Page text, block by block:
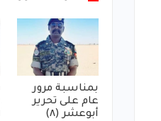
بمناسبة مرور
عام على تحرير
أبوعشر (٨)